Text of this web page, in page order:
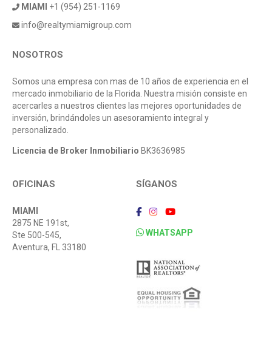
MIAMI
+1 (954) 251-1169
info@realtymiamigroup.com
NOSOTROS
Somos una empresa con mas de 10 años de experiencia en el
mercado inmobiliario de la Florida. Nuestra misión consiste en
acercarles a nuestros clientes las mejores oportunidades de
inversión, brindándoles un asesoramiento integral y
personalizado.
Licencia de Broker Inmobiliario BK3636985
OFICINAS
MIAMI
2875 NE 191st,
Ste 500-545,
Aventura, FL 33180
SÍGANOS
WHATSAPP